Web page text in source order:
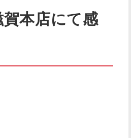
本店にて感